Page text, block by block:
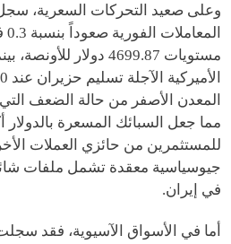
وعلى صعيد التحركات السعرية،
مستويات 4699.87 دولار
المعدن الأصفر من حالة الضعف
مما جعل السبائك المسعرة بالدولار
للمستثمرين من حائزي العملات
جيوسياسية معقدة تشمل ملفات
في إيران.
أما في الأسواق الآسيوية، فقد